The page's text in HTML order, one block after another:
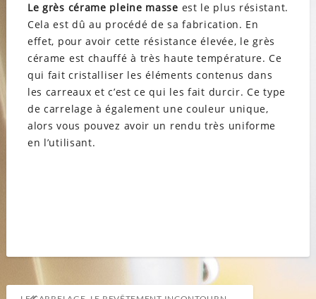
Le grès cérame pleine masse est le plus résistant.
Cela est dû au procédé de sa fabrication. En
effet, pour avoir cette résistance élevée, le grès
cérame est chauffé à très haute température. Ce
qui fait cristalliser les éléments contenus dans
les carreaux et c’est ce qui les fait durcir. Ce type
de carrelage à également une couleur unique,
alors vous pouvez avoir un rendu très uniforme
en l’utilisant.